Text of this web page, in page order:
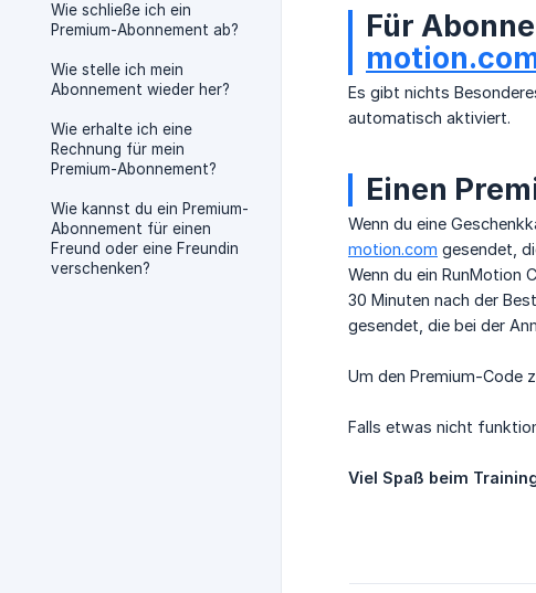
Wie schließe ich ein
Premium-Abonnement ab?
Wie stelle ich mein
Abonnement wieder her?
Wie erhalte ich eine
Rechnung für mein
Premium-Abonnement?
Wie kannst du ein Premium-
Abonnement für einen
Freund oder eine Freundin
verschenken?
Für
Es gibt nichts
automatisch aktiviert.
Einen
Wenn du eine
motion.com gesendet,
Wenn du ein RunMotion
30 Minuten nach der
gesendet, die bei der
Um den Premium-Code
Falls etwas nicht
Viel Spaß beim